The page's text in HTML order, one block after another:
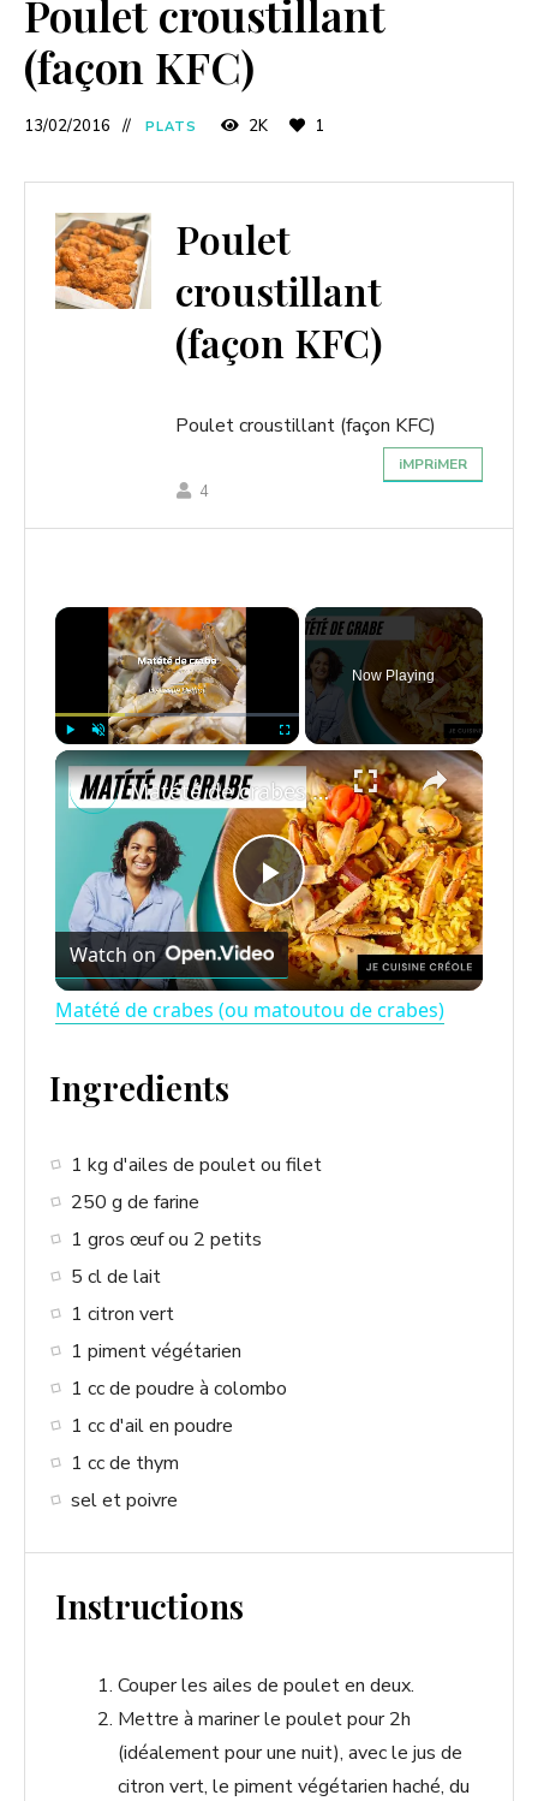
Poulet croustillant
(façon KFC)
13/02/2016 PLATS 2K 1
Poulet
croustillant
(façon KFC)
Poulet croustillant (façon KFC)
iMPRiMER
4
×
Fullscreen
Now Playing
×
P
l
Matété de crabes (ou matoutou de crabes)
Watch on
Matété de crabes (ou matoutou de crabes)
Ingredients
1 kg d'ailes de poulet ou filet
250 g de farine
1 gros œuf ou 2 petits
5 cl de lait
1 citron vert
1 piment végétarien
1 cc de poudre à colombo
1 cc d'ail en poudre
1 cc de thym
sel et poivre
Instructions
Couper les ailes de poulet en deux.
Mettre à mariner le poulet pour 2h
(idéalement pour une nuit), avec le jus de
citron vert, le piment végétarien haché, du